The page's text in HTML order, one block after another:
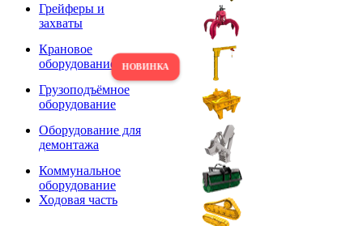
Грейферы и
захваты
Крановое
оборудование
Грузоподъёмное
оборудование
Оборудование для
демонтажа
Коммунальное
оборудование
Ходовая часть